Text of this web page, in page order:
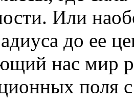
Или
до ее
нас мир
поля